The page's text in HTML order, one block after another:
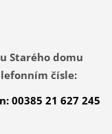
Starého domu
čísle:
21 627 245